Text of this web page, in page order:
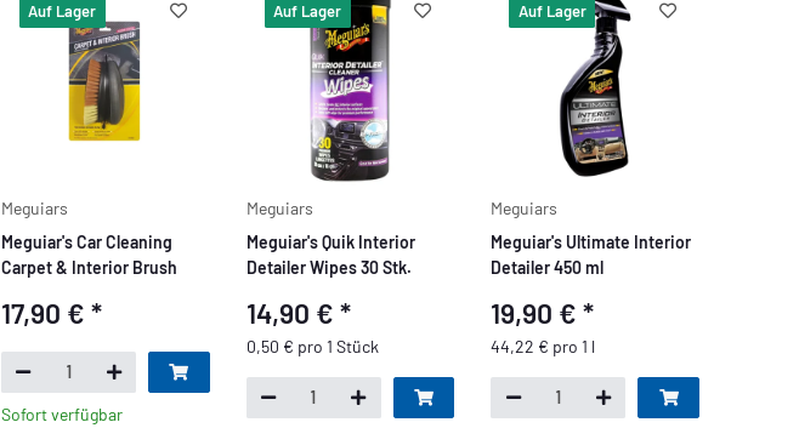
Auf Lager
Meguiars
Meguiar's Car Cleaning
Carpet & Interior Brush
17,90 € *
Sofort verfügbar
Auf Lager
Meguiars
Meguiar's Quik Interior
Detailer Wipes 30 Stk.
14,90 € *
0,50 € pro 1 Stück
Auf Lager
Meguiars
Meguiar's Ultimate Interior
Detailer 450 ml
19,90 €*
44,22 € pro 1 l